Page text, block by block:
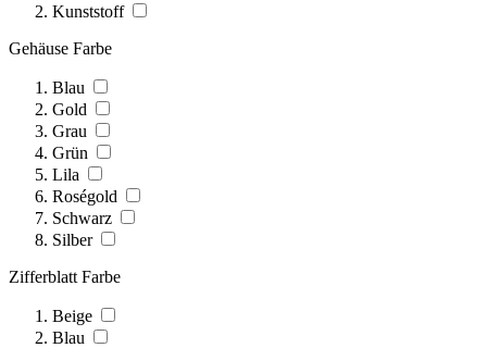
Kunststoff
Gehäuse Farbe
Blau
Gold
Grau
Grün
Lila
Roségold
Schwarz
Silber
Zifferblatt Farbe
Beige
Blau